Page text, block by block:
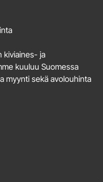
kiviaines- ja
kuuluu Suomessa
myynti sekä avolouhinta